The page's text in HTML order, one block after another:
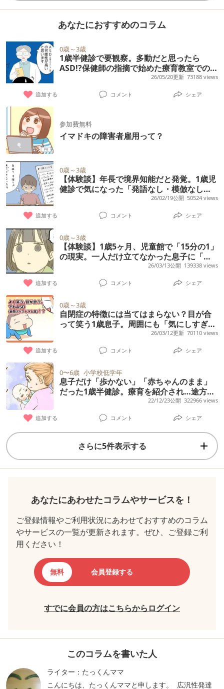
あなたにおすすめのコラム
0歳～3歳
1歳半健診で要観察。多動だと思ったら
ASD!?保健師の指摘で始めた療育教室での様
26/05/20更新 73188 views
追加する コメント シェア
参加費無料
イマドキの障害者雇用って？
0歳～3歳
【体験談】年長で境界知能だと発覚。1歳児
健診で気になった「発語なし・模倣なし」
26/02/19公開 50524 views
追加する コメント シェア
0歳～3歳
【体験談】1歳5ヶ月、児童館で「15分の1」
の現実。一人だけ立てなかった息子に「何
26/03/13公開 139338 views
追加する コメント シェア
0歳～3歳
自閉症の特徴には当てはまらない？目が合
って笑う1歳息子。周囲にも「気にしすぎ」
26/03/12更新 70110 views
追加する コメント シェア
0〜6歳 小学校低学年
息子だけ「歩かない」「赤ちゃんのまま」
だった1歳半健診。療育を紹介され…途方に
くれた乳児期を振り返って今感じること
【ユーザー体験談】
22/12/23公開 322966 views
追加する コメント シェア
さらに5件表示する
あなたにあわせたコラムやサービスを！
ご登録情報やご利用状況にあわせておすすめのコラム
やサービスの一覧が更新されます。ぜひ、ご登録ご利
用ください！
無料 会員登録する
すでに会員の方はこちらからログイン
このコラムを書いた人
ライター：たっくんママ
こんにちは、たっくんママと申します。 広汎性発達